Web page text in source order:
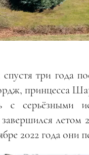
спустя три года
принцесса
с
летом
2022 года